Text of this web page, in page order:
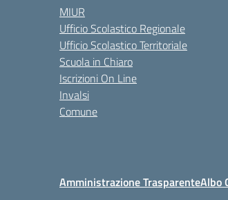
MIUR
Ufficio Scolastico Regionale
Ufficio Scolastico Territoriale
Scuola in Chiaro
Iscrizioni On Line
Invalsi
Comune
Amministrazione TrasparenteAlbo